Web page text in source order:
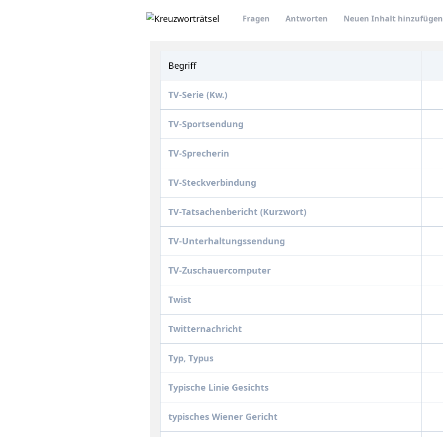
Fragen Antworten Neuen Inhalt hinzufügen
Begriff
TV-Serie (Kw.)
TV-Sportsendung
TV-Sprecherin
TV-Steckverbindung
TV-Tatsachenbericht (Kurzwort)
TV-Unterhaltungssendung
TV-Zuschauercomputer
Twist
Twitternachricht
Typ, Typus
Typische Linie Gesichts
typisches Wiener Gericht